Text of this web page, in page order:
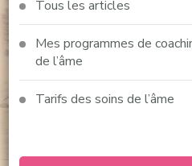
Tous les articles
Mes programmes de
de l’âme
Tarifs des soins de l’âme